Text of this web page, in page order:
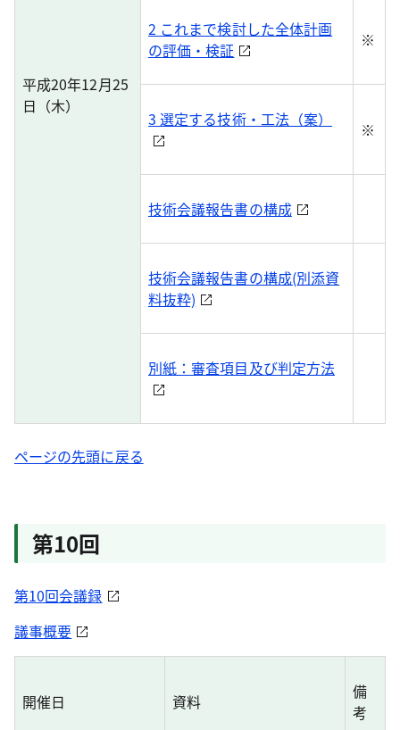
平成20年12月25
日（木）
2 これまで検討した全体計画
の評価・検証
※
3 選定する技術・工法（案） ※
技術会議報告書の構成
技術会議報告書の構成(別添資
料抜粋)
別紙：審査項目及び判定方法
ページの先頭に戻る
第10回
第10回会議録
議事概要
開催日 資料
備
考